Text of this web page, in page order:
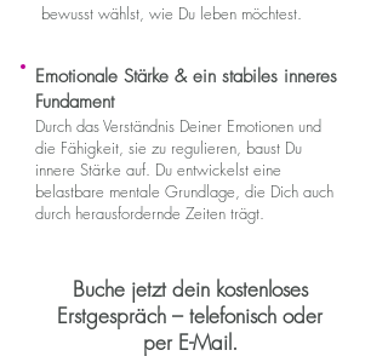
bewusst wählst, wie Du leben möchtest.
Emotionale Stärke & ein stabiles inneres
Fundament
Durch das Verständnis Deiner Emotionen und
die Fähigkeit, sie zu regulieren, baust Du
innere Stärke auf. Du entwickelst eine
belastbare mentale Grundlage, die Dich auch
durch herausfordernde Zeiten trägt.
Buche jetzt dein kostenloses
Erstgespräch – telefonisch oder
per E-Mail.